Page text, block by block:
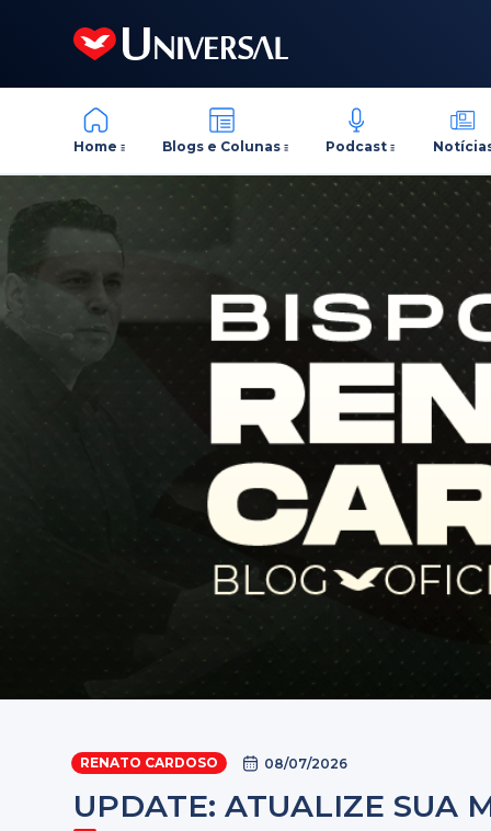
Home Blogs e Colunas Podcast
RENATO CARDOSO 08/07/2026
UPDATE: ATUALIZE SUA